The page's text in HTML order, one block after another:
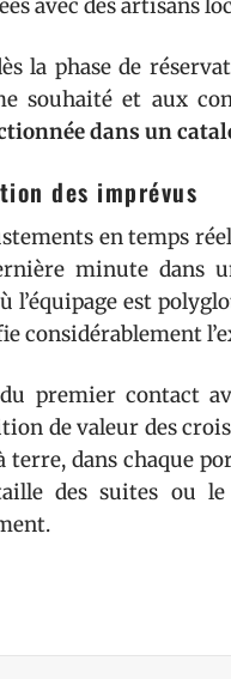
avec des artisans
la phase de
souhaité et aux
dans un
des imprévus
en temps
minute dans
l’équipage est
considérablement
premier contact
de valeur des
terre, dans chaque
des suites ou